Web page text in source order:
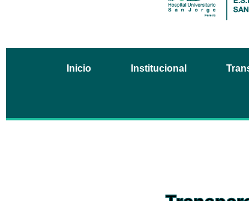
Inicio Institucional